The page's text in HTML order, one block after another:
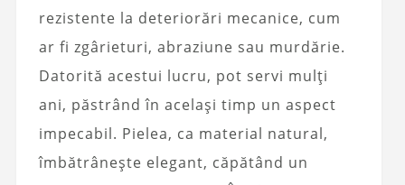
rezistente la deteriorări mecanice, cum
ar fi zgârieturi, abraziune sau murdărie.
Datorită acestui lucru, pot servi mulți
ani, păstrând în același timp un aspect
impecabil. Pielea, ca material natural,
îmbătrânește elegant, căpătând un